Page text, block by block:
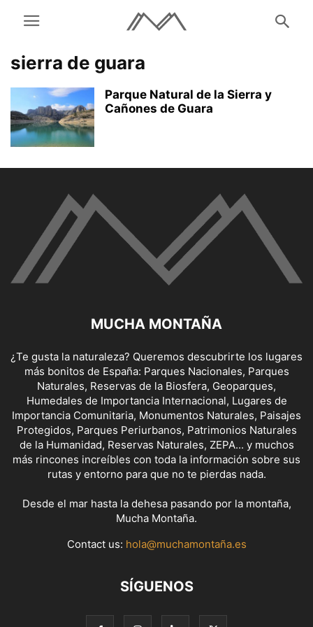
sierra de guara
Parque Natural de la Sierra y
Cañones de Guara
MUCHA MONTAÑA
¿Te gusta la naturaleza? Queremos descubrirte los lugares
más bonitos de España: Parques Nacionales, Parques
Naturales, Reservas de la Biosfera, Geoparques,
Humedales de Importancia Internacional, Lugares de
Importancia Comunitaria, Monumentos Naturales, Paisajes
Protegidos, Parques Periurbanos, Patrimonios Naturales
de la Humanidad, Reservas Naturales, ZEPA... y muchos
más rincones increíbles con toda la información sobre sus
rutas y entorno para que no te pierdas nada.
Desde el mar hasta la dehesa pasando por la montaña,
Mucha Montaña.
Contact us: hola@muchamontaña.es
SÍGUENOS